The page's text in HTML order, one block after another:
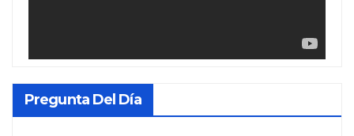
Pregunta Del Día